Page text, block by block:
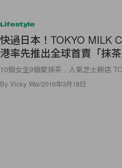
Lifestyle
快過日本！TOKYO MILK
港率先推出全球首賣「抹茶
10個女生9個愛抹茶，人氣芝士餅店
By Vicky Wai/2016年3月18日